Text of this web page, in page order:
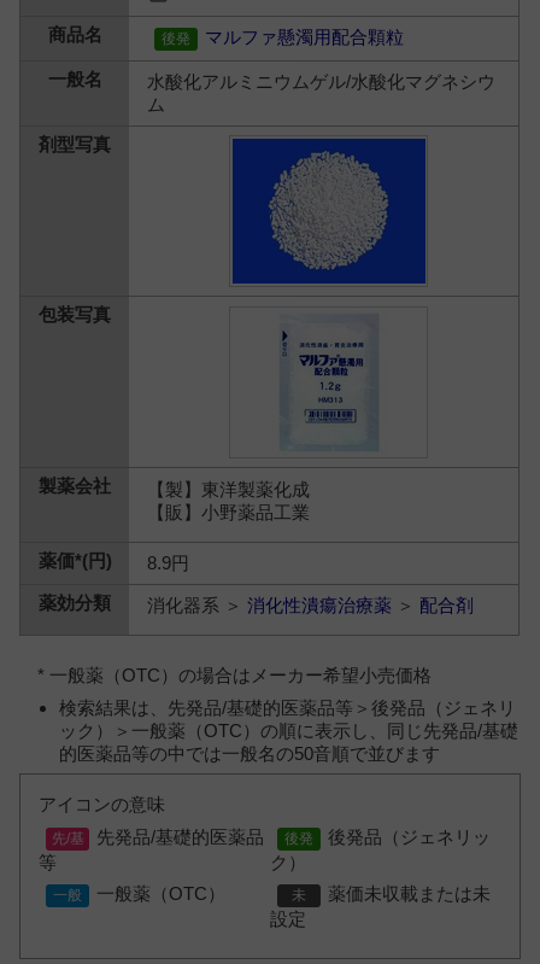
マルファ懸濁用配合顆粒
水酸化アルミニウムゲル/水酸化マグネシウ
ム
【製】東洋製薬化成
【販】小野薬品工業
8.9円
消化器系 ＞消化性潰瘍治療薬 ＞ 配合剤
* 一般薬（OTC）の場合はメーカー希望小売価格
検索結果は、先発品/基礎的医薬品等＞後発品（ジェネリ
ック）＞一般薬（OTC）の順に表示し、同じ先発品/基礎
的医薬品等の中では一般名の50音順で並びます
アイコンの意味
先発品/基礎的医薬品
等
後発品（ジェネリッ
ク）
一般薬（OTC）
薬価未収載または未
設定